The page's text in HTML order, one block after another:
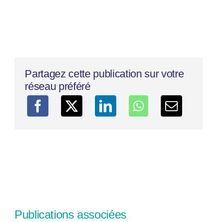
Partagez cette publication sur votre
réseau préféré
Publications associées